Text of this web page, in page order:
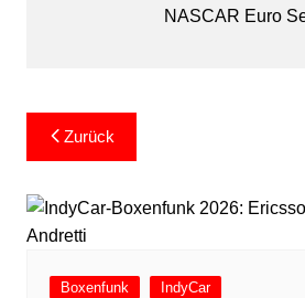
NASCAR Euro
Beitragsnavigation
Zurück
Boxenfunk IndyCar